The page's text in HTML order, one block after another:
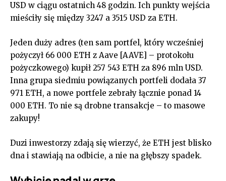
USD w ciągu ostatnich 48 godzin. Ich punkty wejścia
mieściły się między 3247 a 3515 USD za ETH.
Jeden duży adres (ten sam portfel, który wcześniej
pożyczył 66 000 ETH z Aave [AAVE] – protokołu
pożyczkowego) kupił 257 543 ETH za 896 mln USD.
Inna grupa siedmiu powiązanych portfeli dodała 37
971 ETH, a nowe portfele zebrały łącznie ponad 14
000 ETH. To nie są drobne transakcje – to masowe
zakupy!
Duzi inwestorzy zdają się wierzyć, że ETH jest blisko
dna i stawiają na odbicie, a nie na głębszy spadek.